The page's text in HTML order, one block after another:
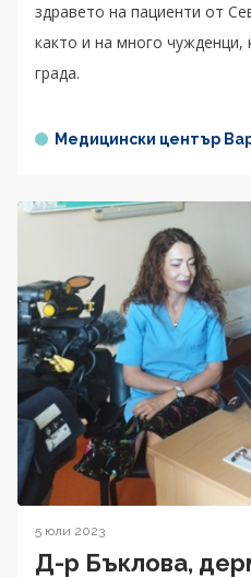
здравето на пациенти от
както и на много чужденци,
града.
Медицински център
5 юли 2023
Д-р Бъклова,